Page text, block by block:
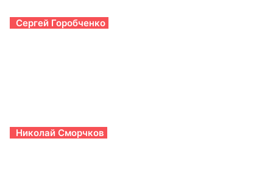
Сергей Горобченко
Николай Сморчков